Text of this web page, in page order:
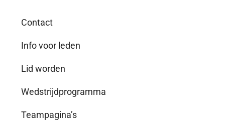
Contact
Info voor leden
Lid worden
Wedstrijdprogramma
Teampagina’s